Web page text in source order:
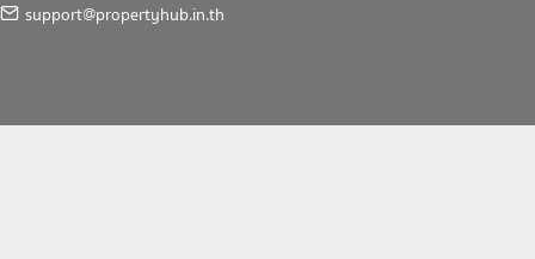
support@propertyhub.in.th